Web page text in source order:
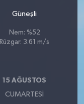
Güneşli
Nem: %52
Rüzgar: 3.61 m/s
15 AĞUSTOS
CUMARTESI